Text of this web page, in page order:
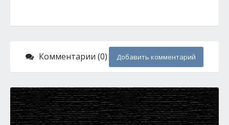
Комментарии (0) Добавить комментарий